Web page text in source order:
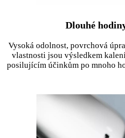
Dlouhé
Vysoká odolnost, povrchová
vlastnosti jsou výsledkem
posilujícím účinkům po mnoho